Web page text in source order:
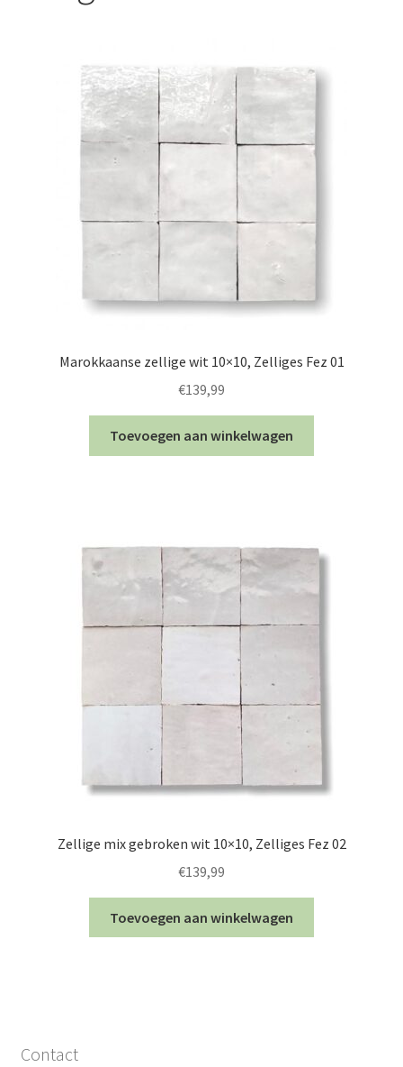
Marokkaanse zellige wit 10×10, Zelliges Fez 01
€139,99
Toevoegen aan winkelwagen
Zellige mix gebroken wit 10×10, Zelliges Fez 02
€139,99
Toevoegen aan winkelwagen
Contact